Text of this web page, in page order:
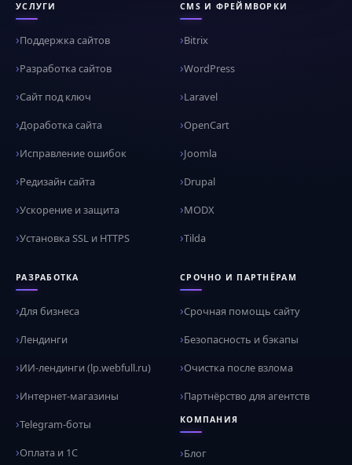
УСЛУГИ
Поддержка сайтов
Разработка сайтов
Сайт под ключ
Доработка сайта
Исправление ошибок
Редизайн сайта
Ускорение и защита
Установка SSL и HTTPS
CMS И ФРЕЙМВОРКИ
Bitrix
WordPress
Laravel
OpenCart
Joomla
Drupal
MODX
Tilda
РАЗРАБОТКА
Для бизнеса
Лендинги
ИИ-лендинги (lp.webfull.ru)
Интернет-магазины
Telegram-боты
Оплата и 1С
СРОЧНО И ПАРТНЁРАМ
Срочная помощь сайту
Безопасность и бэкапы
Очистка после взлома
Партнёрство для агентств
КОМПАНИЯ
Блог